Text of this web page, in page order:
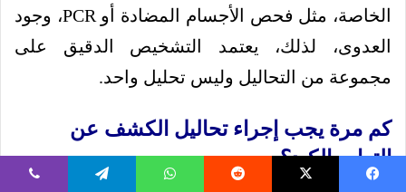
الخاصة، مثل فحص الأجسام المضادة أو PCR، وجود
العدوى، لذلك، يعتمد التشخيص الدقيق على
مجموعة من التحاليل وليس تحليل واحد.
كم مرة يجب إجراء تحاليل الكشف عن
التهاب الكبد؟